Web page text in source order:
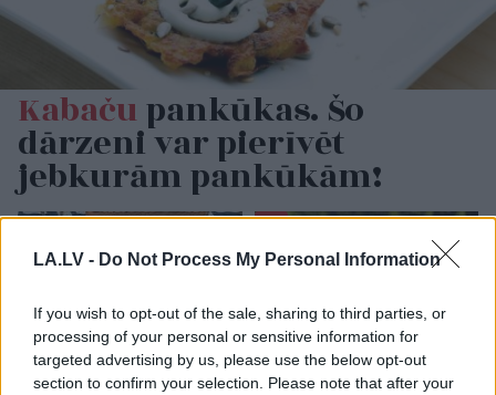
LA.LV - Do Not Process My Personal Information
If you wish to opt-out of the sale, sharing to third parties, or
processing of your personal or sensitive information for
targeted advertising by us, please use the below opt-out
section to confirm your selection. Please note that after your
Kabačupankūkas. Šo
dārzeni var pierīvēt
jebkurām pankūkām!